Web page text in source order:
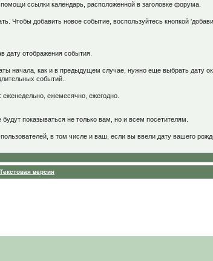
ссылки календарь, расположенной в заголовке форума.
добавить новое событие, воспользуйтесь кнопкой
дату отображения события.
начала, как и в предыдущем случае, нужно еще выбрать дату
событий..
ежемесячно, ежегодно.
показываться не только вам, но и всем посетителям.
в том числе и ваш, если вы ввели дату вашего
Текстовая версия